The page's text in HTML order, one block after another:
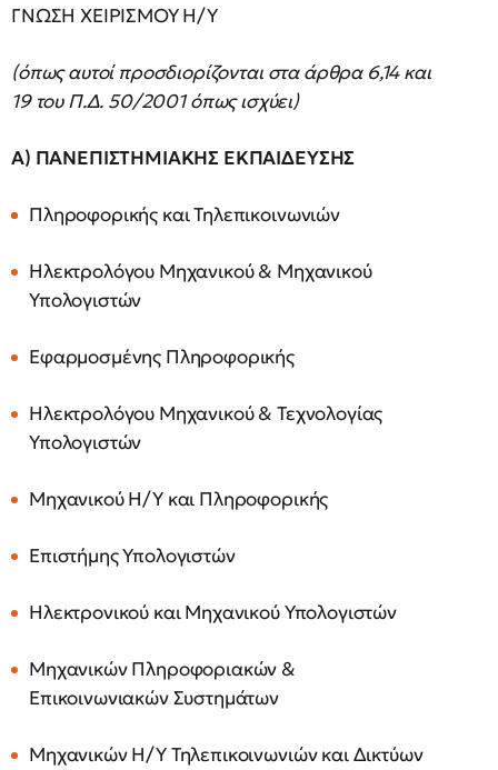
ΓΝΩΣΗ ΧΕΙΡΙΣΜΟΥ Η/Υ
(όπως αυτοί προσδιορίζονται στα άρθρα 6,14 και
19 του Π.Δ. 50/2001 όπως ισχύει)
Α) ΠΑΝΕΠΙΣΤΗΜΙΑΚΗΣ ΕΚΠΑΙΔΕΥΣΗΣ
Πληροφορικής και Τηλεπικοινωνιών
Ηλεκτρολόγου Μηχανικού & Μηχανικού
Υπολογιστών
Εφαρμοσμένης Πληροφορικής
Ηλεκτρολόγου Μηχανικού & Τεχνολογίας
Υπολογιστών
Μηχανικού Η/Υ και Πληροφορικής
Επιστήμης Υπολογιστών
Ηλεκτρονικού και Μηχανικού Υπολογιστών
Μηχανικών Πληροφοριακών &
Επικοινωνιακών Συστημάτων
Μηχανικών Η/Υ Τηλεπικοινωνιών και Δικτύων